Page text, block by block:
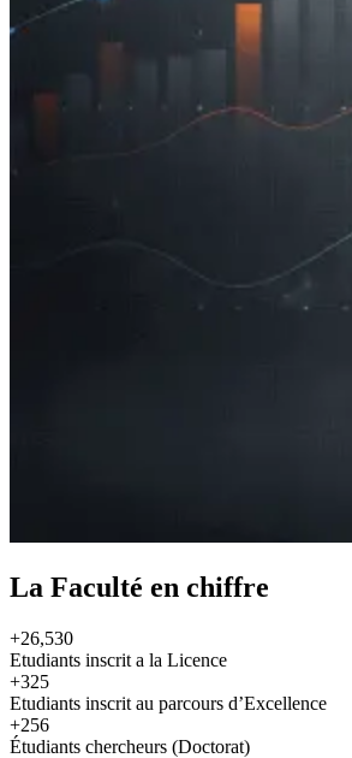
La Faculté en chiffre
+26,530
Etudiants inscrit a la Licence
+325
Etudiants inscrit au parcours d’Excellence
+256
Étudiants chercheurs (Doctorat)